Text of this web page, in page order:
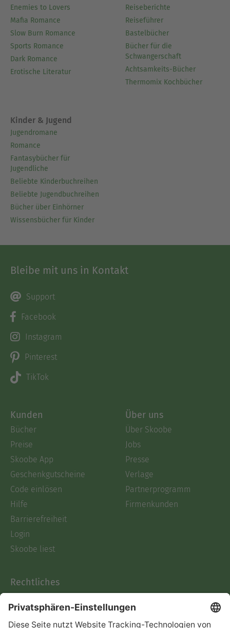
Enemies to Lovers
Mafia Romance
Slow Burn Romance
Sports Romance
Dark Romance
Erotische Literatur
Reiseberichte
Reiseführer
Bastelbücher
Bücher für die
Schwangerschaft
Achtsamkeits-Bücher
Thermomix Kochbücher
Kinder & Jugend
Jugendromane
Romance
Fantasybücher für
Jugendliche
Beliebte Kinderbuchreihen
Beliebte Jugendbuchreihen
Bücher über Einhörner
Wissensbücher für Kinder
Bleibe mit uns in Kontakt
Support
Facebook
Instagram
Pinterest
TikTok
Kunden
Bücher
Preise
Skoobe App
Geschenkgutscheine
Code einlösen
Hilfe
Barrierefreiheit
Login
Skoobe liest
Über uns
Über Skoobe
Jobs
Presse
Verlage
Partnerprogramm
Firmenkunden
Rechtliches
AGB